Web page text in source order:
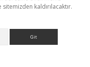
kaldırılacaktır.